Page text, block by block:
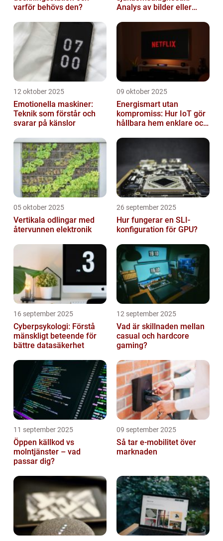
varför behövs den?
Analys av bilder eller
12 oktober 2025
Emotionella maskiner:
Teknik som förstår och
svarar på känslor
09 oktober 2025
Energismart utan
kompromiss: Hur IoT gör
hållbara hem enklare och
05 oktober 2025
Vertikala odlingar med
återvunnen elektronik
26 september 2025
Hur fungerar en SLI-
konfiguration för GPU?
16 september 2025
Cyberpsykologi: Förstå
mänskligt beteende för
bättre datasäkerhet
12 september 2025
Vad är skillnaden mellan
casual och hardcore
gaming?
11 september 2025
Öppen källkod vs
molntjänster – vad
passar dig?
09 september 2025
Så tar e-mobilitet över
marknaden